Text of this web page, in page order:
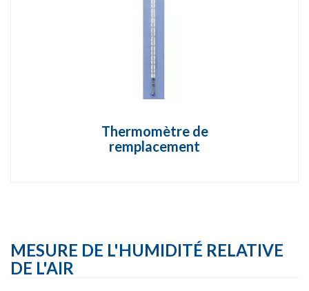
Thermomètre de
remplacement
MESURE DE L'HUMIDITÉ RELATIVE
DE L'AIR